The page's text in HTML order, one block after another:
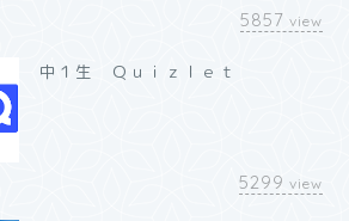
5857 view
中１生 Ｑｕｉｚｌｅｔ
5299 view